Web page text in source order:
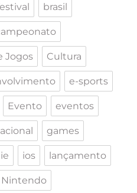
brasil
Jogos Cultura
e-sports
Evento eventos
games
ios lançamento
Nintendo